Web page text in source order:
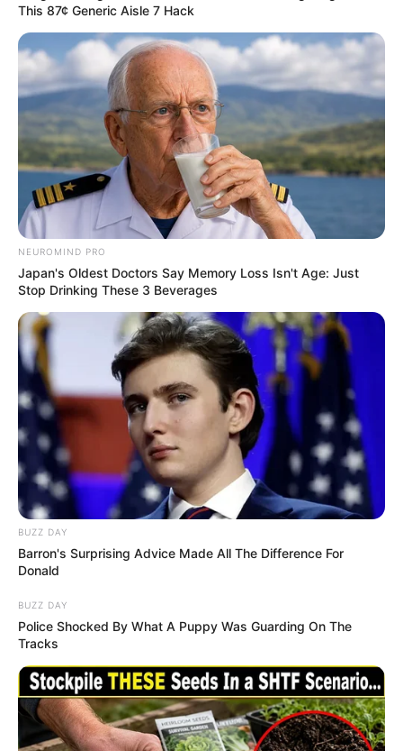
This 87¢ Generic Aisle 7 Hack
NEUROMIND PRO
Japan's Oldest Doctors Say Memory Loss Isn't Age: Just
Stop Drinking These 3 Beverages
BUZZ DAY
Barron's Surprising Advice Made All The Difference For
Donald
BUZZ DAY
Police Shocked By What A Puppy Was Guarding On The
Tracks